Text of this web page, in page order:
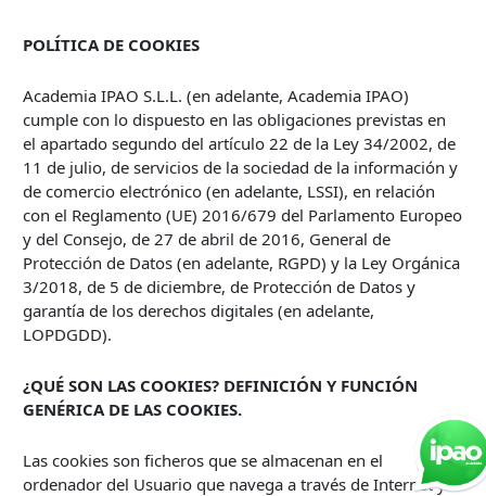
POLÍTICA DE COOKIES
Academia IPAO S.L.L. (en adelante, Academia IPAO)
cumple con lo dispuesto en las obligaciones previstas en
el apartado segundo del artículo 22 de la Ley 34/2002, de
11 de julio, de servicios de la sociedad de la información y
de comercio electrónico (en adelante, LSSI), en relación
con el Reglamento (UE) 2016/679 del Parlamento Europeo
y del Consejo, de 27 de abril de 2016, General de
Protección de Datos (en adelante, RGPD) y la Ley Orgánica
3/2018, de 5 de diciembre, de Protección de Datos y
garantía de los derechos digitales (en adelante,
LOPDGDD).
¿QUÉ SON LAS COOKIES? DEFINICIÓN Y FUNCIÓN
GENÉRICA DE LAS COOKIES.
Las cookies son ficheros que se almacenan en el
ordenador del Usuario que navega a través de Internet y